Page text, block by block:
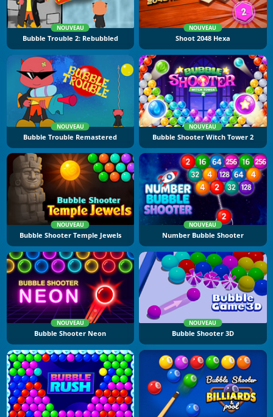
NOUVEAU
Bubble Trouble 2: Rebubbled
NOUVEAU
Shoot 2048 Hexa
NOUVEAU
Bubble Trouble Remastered
NOUVEAU
Bubble Shooter Witch Tower 2
NOUVEAU
Bubble Shooter Temple Jewels
NOUVEAU
Number Bubble Shooter
NOUVEAU
Bubble Shooter Neon
NOUVEAU
Bubble Shooter 3D